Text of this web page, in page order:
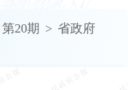
第20期 > 省政府